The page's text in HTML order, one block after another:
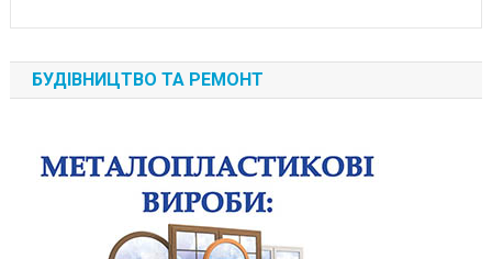
БУДІВНИЦТВО ТА РЕМОНТ